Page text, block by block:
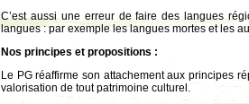
C’est aussi une erreur de faire des langues
langues : par exemple les langues mortes et les
Nos principes et propositions :
Le PG réaffirme son attachement aux principes
valorisation de tout patrimoine culturel.